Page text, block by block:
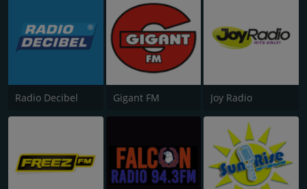
Radio Decibel Gigant FM Joy Radio